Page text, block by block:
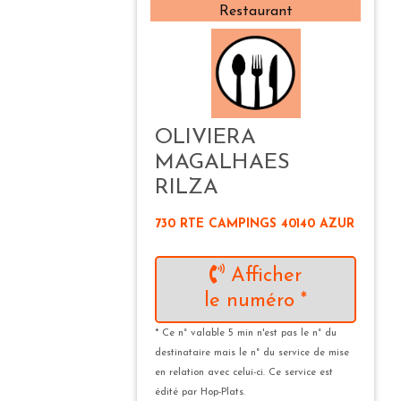
Restaurant
OLIVIERA
MAGALHAES
RILZA
730 RTE CAMPINGS 40140 AZUR
Afficher
le numéro *
* Ce n° valable 5 min n'est pas le n° du
destinataire mais le n° du service de mise
en relation avec celui-ci. Ce service est
édité par Hop-Plats.